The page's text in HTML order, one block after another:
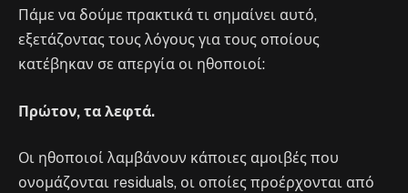
Πάμε να δούμε πρακτικά τι σημαίνει αυτό,
εξετάζοντας τους λόγους για τους οποίους
κατέβηκαν σε απεργία οι ηθοποιοί:
Πρώτον, τα λεφτά.
Οι ηθοποιοί λαμβάνουν κάποιες αμοιβές που
ονομάζονται residuals, οι οποίες προέρχονται από